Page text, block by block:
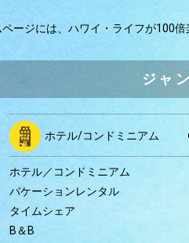
ージには、 ハワイ・ライフが100倍
ジャ
ホテル/コンドミニアム
ホテル／コンドミニアム
バケーションレンタル
タイムシェア
B＆B